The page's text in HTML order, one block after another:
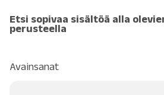
Etsi sopivaa sisältöä alla
perusteella
Avainsanat